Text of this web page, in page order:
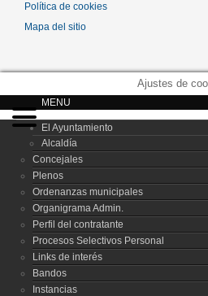
Política de cookies
Mapa del sitio
Ajustes de
MENU
El Ayuntamiento
Alcaldía
Concejales
Plenos
Ordenanzas municipales
Organigrama Admin.
Perfil del contratante
Procesos Selectivos Personal
Links de interés
Bandos
Instancias